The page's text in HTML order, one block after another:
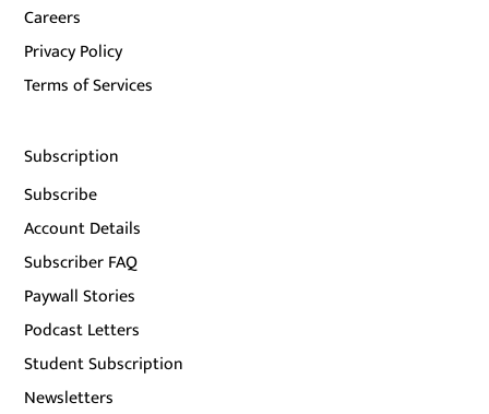
Careers
Privacy Policy
Terms of Services
Subscription
Subscribe
Account Details
Subscriber FAQ
Paywall Stories
Podcast Letters
Student Subscription
Newsletters